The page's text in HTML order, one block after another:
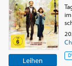
Leihen